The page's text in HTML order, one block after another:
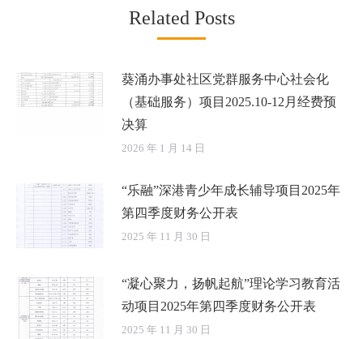
Related Posts
葵涌办事处社区党群服务中心社会化
（基础服务）项目2025.10-12月经费预
决算
2026 年 1 月 14 日
“乐融”深港青少年成长辅导项目2025年
第四季度财务公开表
2025 年 11 月 30 日
“凝心聚力，扬帆起航”理论学习教育活
动项目2025年第四季度财务公开表
2025 年 11 月 30 日